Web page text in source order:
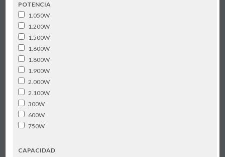
POTENCIA
1.050W
1.200W
1.500W
1.600W
1.800W
1.900W
2.000W
2.100W
300W
600W
750W
CAPACIDAD